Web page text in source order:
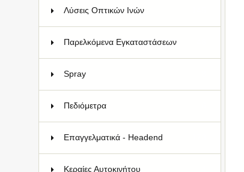
Λύσεις Οπτικών Ινών
Παρελκόμενα Εγκαταστάσεων
Spray
Πεδιόμετρα
Επαγγελματικά - Headend
Κεραίες Αυτοκινήτου